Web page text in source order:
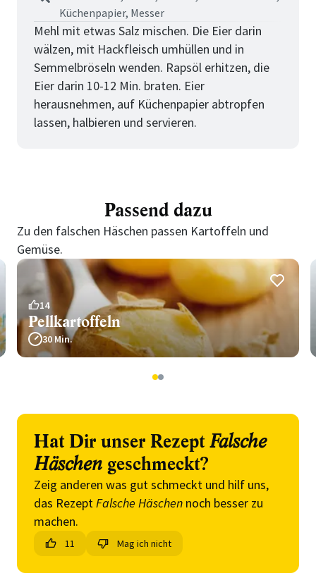
Küchenpapier, Messer
Mehl mit etwas Salz mischen. Die Eier darin
wälzen, mit Hackfleisch umhüllen und in
Semmelbröseln wenden. Rapsöl erhitzen, die
Eier darin 10-12 Min. braten. Eier
herausnehmen, auf Küchenpapier abtropfen
lassen, halbieren und servieren.
Passend dazu
Zu den falschen Häschen passen Kartoffeln und
Gemüse.
14
Pellkartoffeln
30 Min.
12
Hat Dir unser Rezept Falsche
Häschen geschmeckt?
Zeig anderen was gut schmeckt und hilf uns,
das RezeptFalsche Häschen noch besser zu
machen.
11 Mag ich nicht